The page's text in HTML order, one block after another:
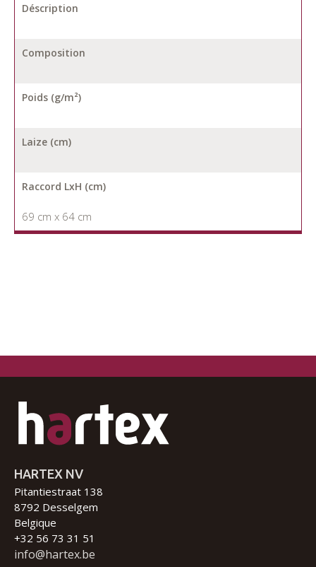
Déscription
Composition
Poids (g/m²)
Laize (cm)
Raccord LxH (cm)
69 cm x 64 cm
HARTEX NV
Pitantiestraat 138
8792 Desselgem
Belgique
+32 56 73 31 51
info@hartex.be